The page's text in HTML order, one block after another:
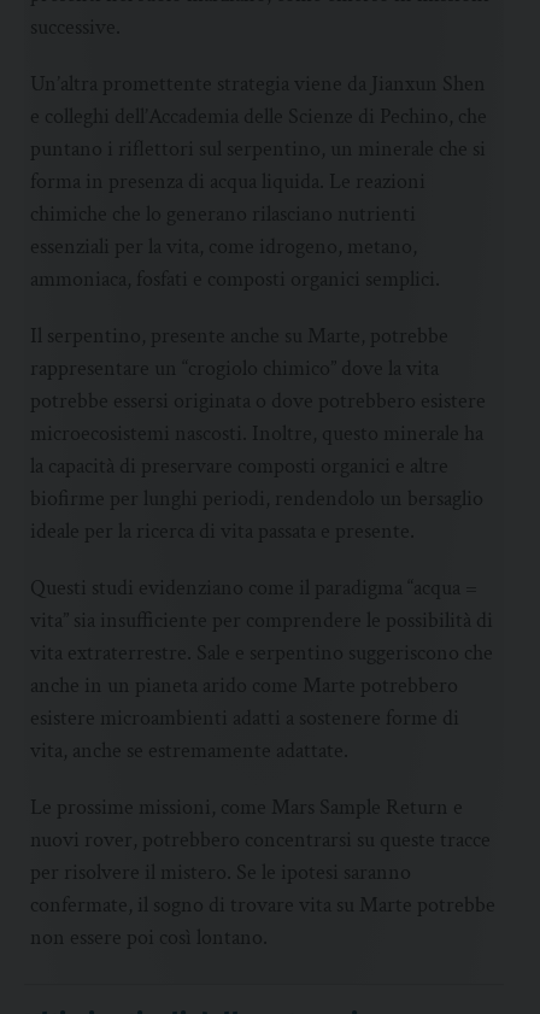
Un’altra promettente strategia viene da Jianxun Shen
e colleghi dell’Accademia delle Scienze di Pechino, che
puntano i riflettori sul serpentino, un minerale che si
forma in presenza di acqua liquida. Le reazioni
chimiche che lo generano rilasciano nutrienti
essenziali per la vita, come idrogeno, metano,
ammoniaca, fosfati e composti organici semplici.
Il serpentino, presente anche su Marte, potrebbe
rappresentare un “crogiolo chimico” dove la vita
potrebbe essersi originata o dove potrebbero esistere
microecosistemi nascosti. Inoltre, questo minerale ha
la capacità di preservare composti organici e altre
biofirme per lunghi periodi, rendendolo un bersaglio
ideale per la ricerca di vita passata e presente.
Questi studi evidenziano come il paradigma “acqua =
vita” sia insufficiente per comprendere le possibilità di
vita extraterrestre. Sale e serpentino suggeriscono che
anche in un pianeta arido come Marte potrebbero
esistere microambienti adatti a sostenere forme di
vita, anche se estremamente adattate.
Le prossime missioni, come Mars Sample Return e
nuovi rover, potrebbero concentrarsi su queste tracce
per risolvere il mistero. Se le ipotesi saranno
confermate, il sogno di trovare vita su Marte potrebbe
non essere poi così lontano.